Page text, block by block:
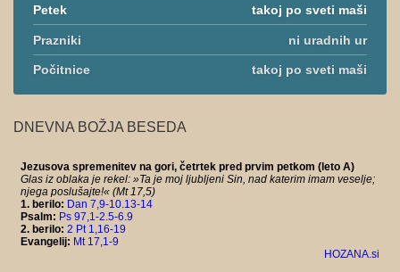
Petek takoj po sveti maši
Prazniki ni uradnih ur
Počitnice takoj po sveti maši
DNEVNA BOŽJA BESEDA